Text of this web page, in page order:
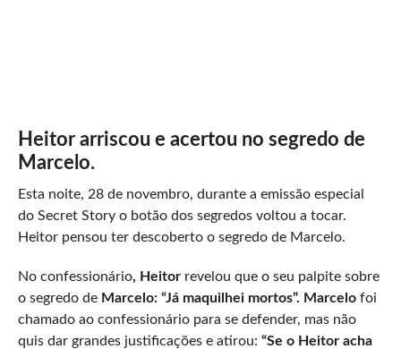
Heitor arriscou e acertou no segredo de
Marcelo.
Esta noite, 28 de novembro, durante a emissão especial
do Secret Story o botão dos segredos voltou a tocar.
Heitor pensou ter descoberto o segredo de Marcelo.
No confessionário, Heitorrevelou que o seu palpite sobre
o segredo de Marcelo: “Já maquilhei mortos”. Marcelofoi
chamado ao confessionário para se defender, mas não
quis dar grandes justificações e atirou: “Se o Heitor acha